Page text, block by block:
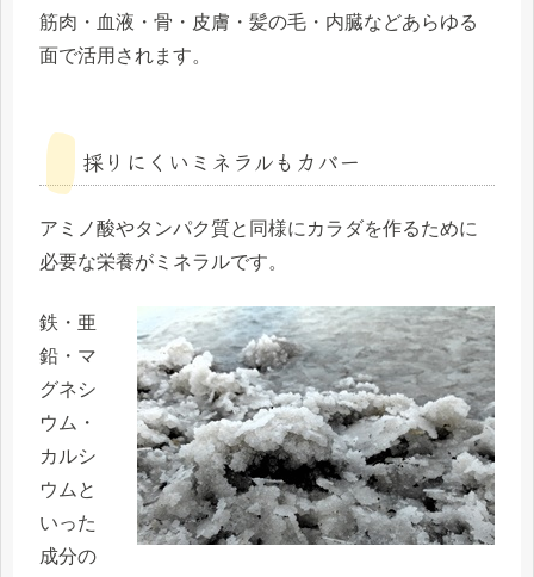
筋肉・血液・骨・皮膚・髪の毛・内臓などあらゆる
面で活用されます。
採りにくいミネラルもカバー
アミノ酸やタンパク質と同様にカラダを作るために
必要な栄養がミネラルです。
鉄・亜
鉛・マ
グネシ
ウム・
カルシ
ウムと
いった
成分の